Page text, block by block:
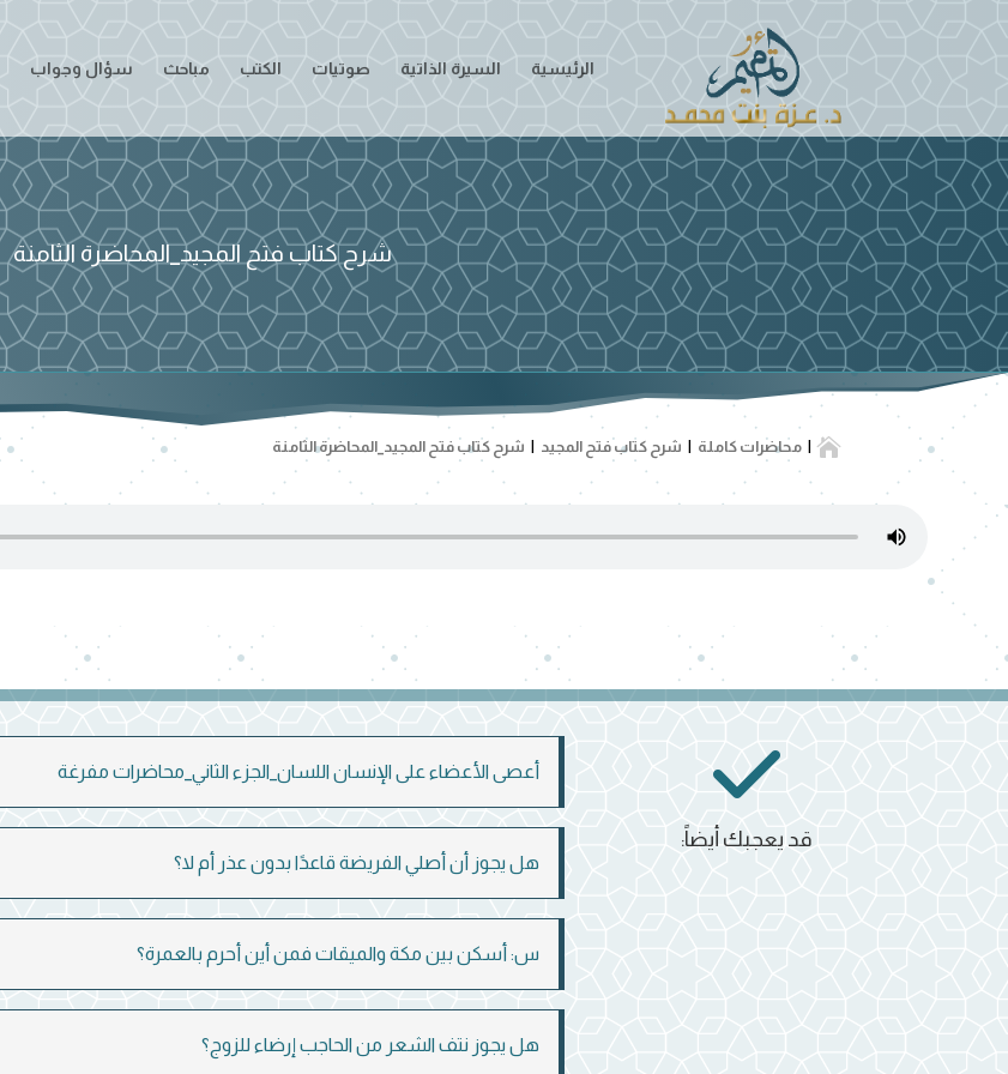
الرئيسية السيرة الذاتية صوتيات الكتب مباحث سؤال وجواب
شرح كتاب فتح المجيد_المحاضرة الثامنة
 محاضرات كاملة شرح كتاب فتح المجيد شرح كتاب فتح المجيد_المحاضرة الثامنة
أعصى الأعضاء على الإنسان اللسان_الجزء الثاني_محاضرات مفرغة
هل يجوز أن أصلي الفريضة قاعدًا بدون عذر أم لا؟
س: أسكن بين مكة والميقات فمن أين أحرم بالعمرة؟
هل يجوز نتف الشعر من الحاجب إرضاء للزوج؟
قد يعجبك أيضاً: